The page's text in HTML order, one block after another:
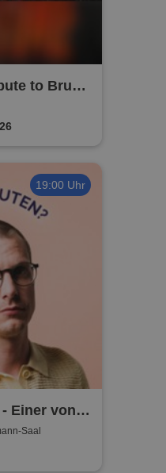
to Bruce
19:00 Uhr
Einer von
Saal